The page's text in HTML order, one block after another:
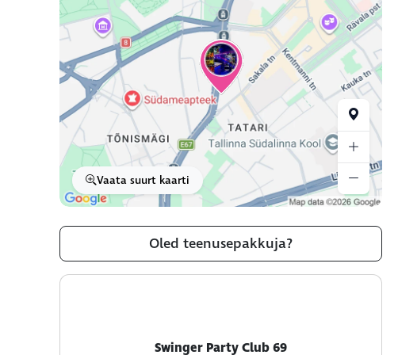
Vaata suurt kaarti
Oled teenusepakkuja?
Swinger Party Club 69